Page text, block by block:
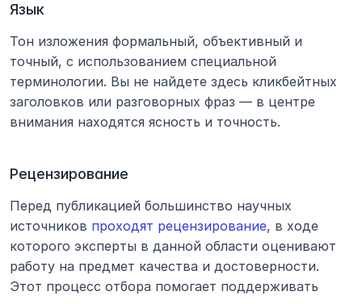
Язык
Тон изложения формальный, объективный и
точный, с использованием специальной
терминологии. Вы не найдете здесь кликбейтных
заголовков или разговорных фраз — в центре
внимания находятся ясность и точность.
Рецензирование
Перед публикацией большинство научных
источников проходят рецензирование, в ходе
которого эксперты в данной области оценивают
работу на предмет качества и достоверности.
Этот процесс отбора помогает поддерживать